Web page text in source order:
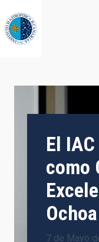
al
contenido
principal
El
como
Ochoa
7 de Mayo